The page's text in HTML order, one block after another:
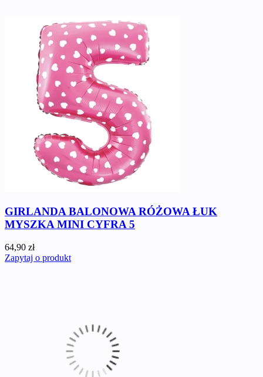
GIRLANDA BALONOWA RÓŻOWA ŁUK
MYSZKA MINI CYFRA 5
64,90 zł
Zapytaj o produkt